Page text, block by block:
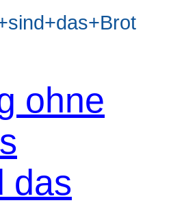
ohne
das